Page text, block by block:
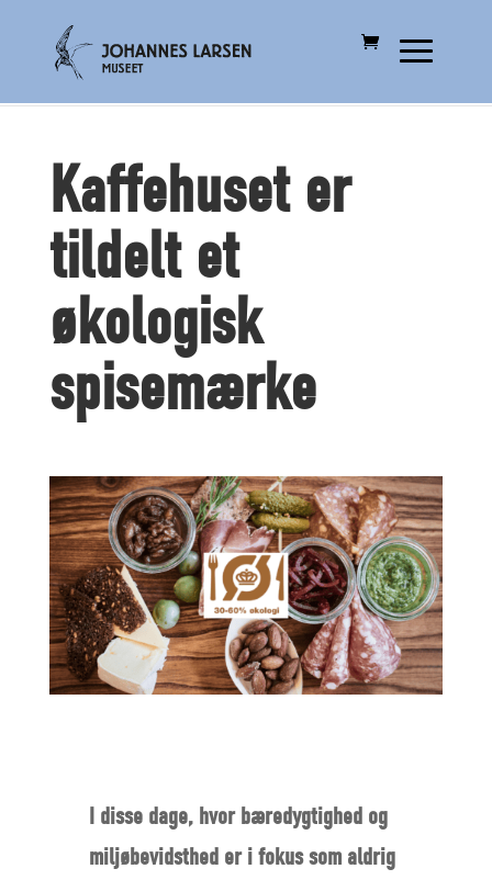
Kaffehuset er
tildelt et
økologisk
spisemærke
I disse dage, hvor bæredygtighed og
miljøbevidsthed er i fokus som aldrig